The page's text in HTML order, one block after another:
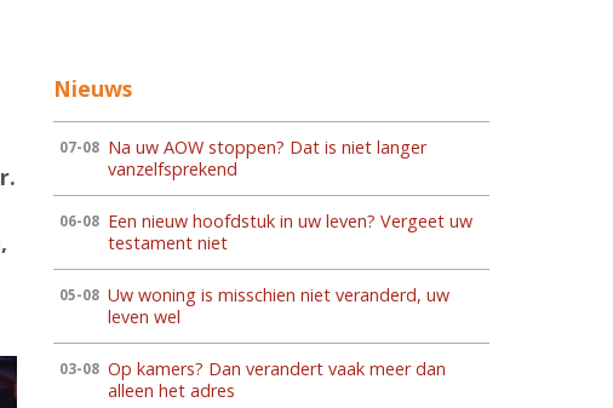
Nieuws
07-08 Na uw AOW stoppen? Dat is niet langer
vanzelfsprekend
06-08 Een nieuw hoofdstuk in uw leven? Vergeet uw
testament niet
05-08 Uw woning is misschien niet veranderd, uw
leven wel
03-08 Op kamers? Dan verandert vaak meer dan
alleen het adres